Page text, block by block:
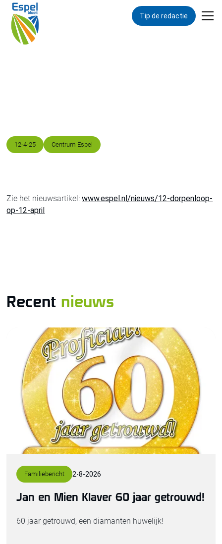
Tip de redactie
12-4-25 Centrum Espel
Zie het nieuwsartikel:www.espel.nl/nieuws/12-dorpenloop-
op-12-april
Recent nieuws
Familiebericht 2-8-2026
Jan en Mien Klaver 60 jaar getrouwd!
60 jaar getrouwd, een diamanten huwelijk!